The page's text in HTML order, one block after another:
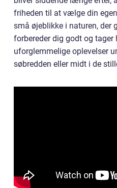
friheden til at vælge din
små øjeblikke i naturen, der
forbereder dig godt og tager
uforglemmelige oplevelser
søbredden eller midt i de